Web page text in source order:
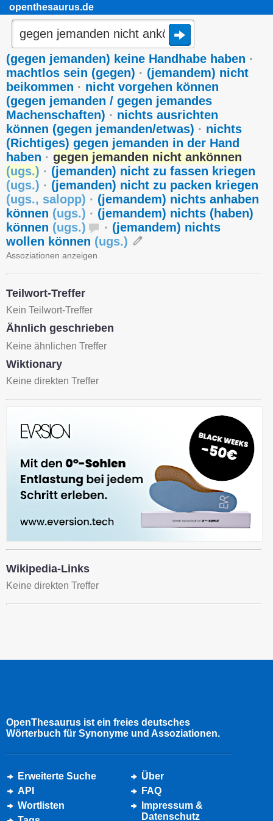
openthesaurus.de
(gegen jemanden) keine Handhabe haben ·
machtlos sein (gegen) · (jemandem) nicht
beikommen · nicht vorgehen können
(gegen jemanden / gegen jemandes
Machenschaften) · nichts ausrichten
können (gegen jemanden/etwas) · nichts
(Richtiges) gegen jemanden in der Hand
haben · gegen jemanden nicht ankönnen
(ugs.) · (jemanden) nicht zu fassen kriegen
(ugs.) · (jemanden) nicht zu packen kriegen
(ugs., salopp) · (jemandem) nichts anhaben
können (ugs.) · (jemandem) nichts (haben)
können (ugs.) · (jemandem) nichts
wollen können (ugs.)
Assoziationen anzeigen
Teilwort-Treffer
Kein Teilwort-Treffer
Ähnlich geschrieben
Keine ähnlichen Treffer
Wiktionary
Keine direkten Treffer
Wikipedia-Links
Keine direkten Treffer
OpenThesaurus ist ein freies deutsches
Wörterbuch für Synonyme und Assoziationen.
Erweiterte Suche
API
Wortlisten
Über
FAQ
Impressum &
Datenschutz